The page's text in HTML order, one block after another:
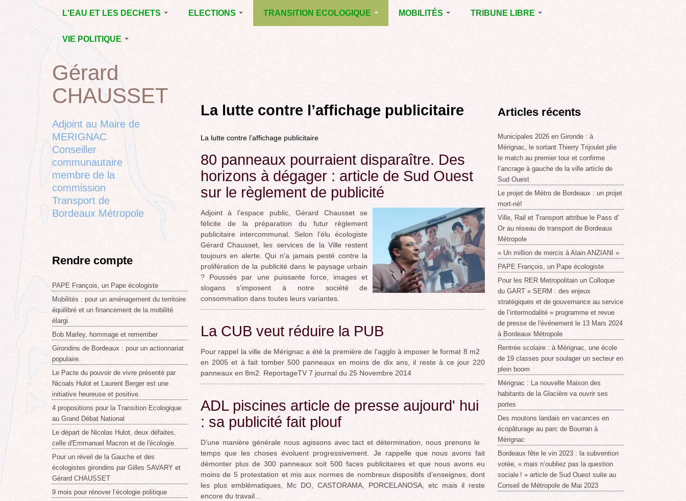
L'EAU ET LES DECHETS
ECONOMIE D’EAU,
SAGE, SÉCHERESSE
LA GESTION DES
DECHETS
CONTRAT DE L'EAU,
POLLUTIONS
ELECTIONS
DÉPARTEMENTALES
RUBRIQUE EN
CHANTIER ET A
COMPLETER
TRANSITION ECOLOGIQUE
LA LUTTE CONTRE
BIODIVERSITE,
ENVIRONNEMENT,
URBANISME
MOBILITÉS
VOIRIE DOMAINE
LE TRAMWAY REJOINT
MÉRIGNAC :
INAUGURATION,
REVUE DE PRESSE
GRAND
CONTOURNEMENT DE
BORDEAUX
TRAMWAY, RER
COLLECTIF
ROCADE VDO
TRIBUNE LIBRE
POINT DE VUE
VIE POLITIQUE
L’ACTION POLITIQUE À
MÉRIGNAC
BORDEAUX
METROPOLE
EMPLOI, SOLIDARITES
ELECTIONS,
RUBRIQUES
DIVERSES, PETITES
PHRASES..
to
top
La lutte contre l’affichage publicitaire
La lutte contre l’affichage publicitaire
80 panneaux pourraient disparaître. Des
horizons à dégager : article de Sud Ouest
sur le règlement de publicité
Adjoint à l’espace public, Gérard Chausset se
félicite de la préparation du futur règlement
publicitaire intercommunal. Selon l’élu écologiste
Gérard Chausset, les services de la Ville restent
toujours en alerte. Qui n'a jamais pesté contre la
prolifération de la publicité dans le paysage urbain
? Poussés par une puissante force, images et
slogans s'imposent à notre société de
consommation dans toutes leurs variantes.
La CUB veut réduire la PUB
Pour rappel la ville de Mérignac a été la première de l'agglo à imposer le format 8 m2
en 2005 et à fait tomber 500 panneaux en moins de dix ans, il reste à ce jour 220
panneaux en 8m2. ReportageTV 7 journal du 25 Novembre 2014
ADL piscines article de presse aujourd' hui
: sa publicité fait plouf
D’une manière générale nous agissons avec tact et détermination, nous prenons le
temps que les choses évoluent progressivement. Je rappelle que nous avons fait
démonter plus de 300 panneaux soit 500 faces publicitaires et que nous avons eu
moins de 5 protestation et mis aux normes de nombreux dispositifs d’enseignes, dont
les plus emblématiques, Mc DO, CASTORAMA, PORCELANOSA, etc mais il reste
encore du travail…
Back
to
top
Gérard
CHAUSSET
Adjoint au Maire de
MERIGNAC
Conseiller
communautaire
membre de la
commission
Transport de
Bordeaux Métropole
Rendre compte
PAPE François, un Pape écologiste
Mobilités : pour un aménagement du territoire
équilibré et un financement de la mobilité
élargi.
Bob Marley, hommage et remember
Girondins de Bordeaux : pour un actionnariat
populaire.
Le Pacte du pouvoir de vivre présenté par
Nicoals Hulot et Laurent Berger est une
initiative heureuse et positive.
4 propositions pour la Transition Ecologique
au Grand Débat National
Le départ de Nicolas Hulot, deux défaites,
celle d'Emmanuel Macron et de l'écologie.
Pour un réveil de la Gauche et des
écologistes girondins par Gilles SAVARY et
Gérard CHAUSSET
9 mois pour rénover l’écologie politique
Articles récents
Municipales 2026 en Gironde : à
Mérignac, le sortant Thierry Trijoulet plie
le match au premier tour et confirme
l’ancrage à gauche de la ville article de
Sud Ouest
Le projet de Métro de Bordeaux : un projet
mort-né!
Ville, Rail et Transport attribue le Pass d’
Or au réseau de transport de Bordeaux
Métropole
« Un million de mercis à Alain ANZIANI »
PAPE François, un Pape écologiste
Pour les RER Metropolitain un Colloque
du GART « SERM : des enjeux
stratégiques et de gouvernance au service
de l’intermodalité » programme et revue
de presse de l'événement le 13 Mars 2024
à Bordeaux Métropole
Rentrée scolaire : à Mérignac, une école
de 19 classes pour soulager un secteur en
plein boom
Mérignac : La nouvelle Maison des
habitants de la Glacière va ouvrir ses
portes
Des moutons landais en vacances en
écopâturage au parc de Bourran à
Mérignac
Bordeaux fête le vin 2023 : la subvention
votée, « mais n’oubliez pas la question
sociale ! » article de Sud Ouest suite au
Conseil de Métropole de Mai 2023